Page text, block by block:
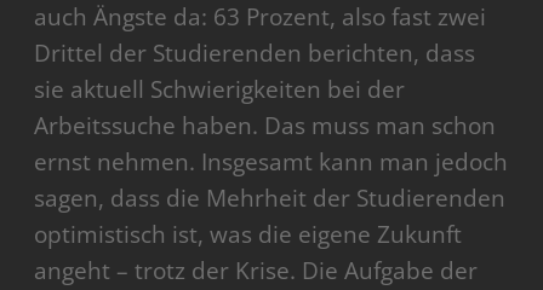
auch Ängste da: 63 Prozent, also fast zwei
Drittel der Studierenden berichten, dass
sie aktuell Schwierigkeiten bei der
Arbeitssuche haben. Das muss man schon
ernst nehmen. Insgesamt kann man jedoch
sagen, dass die Mehrheit der Studierenden
optimistisch ist, was die eigene Zukunft
angeht – trotz der Krise. Die Aufgabe der